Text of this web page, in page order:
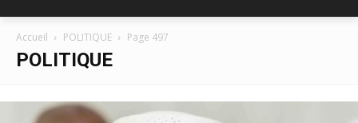
Accueil POLITIQUE Page 497
POLITIQUE